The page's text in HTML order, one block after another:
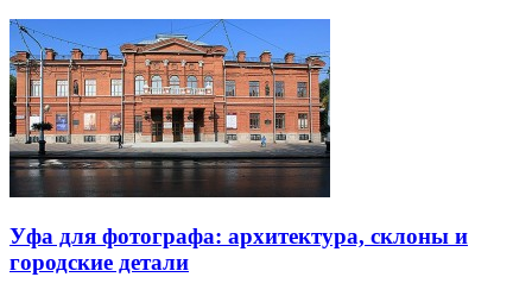
Уфа для фотографа: архитектура, склоны и
городские детали